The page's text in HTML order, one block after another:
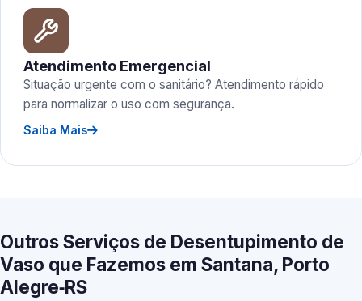
Atendimento Emergencial
Situação urgente com o sanitário? Atendimento rápido
para normalizar o uso com segurança.
Saiba Mais
Outros Serviços de Desentupimento de
Vaso que Fazemos em Santana, Porto
Alegre‑RS